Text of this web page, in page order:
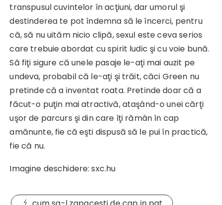
transpusul cuvintelor în acţiuni, dar umorul şi
destinderea te pot îndemna să le încerci, pentru
că, să nu uităm nicio clipă, sexul este ceva serios
care trebuie abordat cu spirit ludic şi cu voie bună.
Să fiţi sigure că unele pasaje le-aţi mai auzit pe
undeva, probabil că le-aţi şi trăit, căci Green nu
pretinde că a inventat roata. Pretinde doar că a
făcut-o puţin mai atractivă, ataşând-o unei cărţi
uşor de parcurs şi din care îţi rămân în cap
amănunte, fie că eşti dispusă să le pui în practică,
fie că nu.
Imagine deschidere: sxc.hu